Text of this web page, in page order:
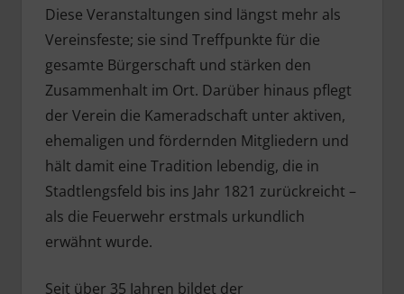
Diese Veranstaltungen sind längst mehr als
Vereinsfeste; sie sind Treffpunkte für die
gesamte Bürgerschaft und stärken den
Zusammenhalt im Ort. Darüber hinaus pflegt
der Verein die Kameradschaft unter aktiven,
ehemaligen und fördernden Mitgliedern und
hält damit eine Tradition lebendig, die in
Stadtlengsfeld bis ins Jahr 1821 zurückreicht –
als die Feuerwehr erstmals urkundlich
erwähnt wurde.
Seit über 35 Jahren bildet der